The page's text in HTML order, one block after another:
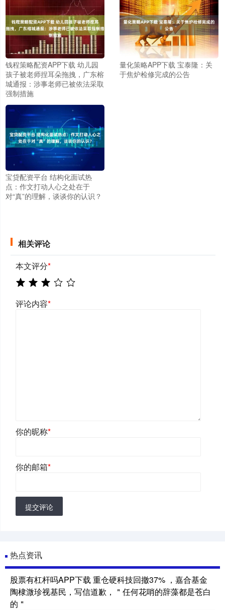
钱程策略配资APP下载 幼儿园
孩子被老师捏耳朵拖拽，广东榕
城通报：涉事老师已被依法采取
强制措施
量化策略APP下载 宝泰隆：关
于焦炉检修完成的公告
宝贷配资平台 结构化面试热
点：作文打动人心之处在于
对“真”的理解，谈谈你的认识？
相关评论
本文评分*
评论内容*
你的昵称*
你的邮箱*
提交评论
热点资讯
股票有杠杆吗APP下载 重仓硬科技回撤37% ，嘉合基金
陶棣溦珍视基民，写信道歉，＂任何花哨的辞藻都是苍白
的＂